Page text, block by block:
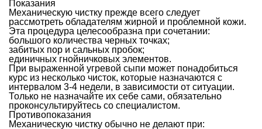
Показания
Механическую чистку прежде всего следует
рассмотреть обладателям жирной и проблемной кожи.
Эта процедура целесообразна при сочетании:
большого количества черных точках;
забитых пор и сальных пробок;
единичных гнойничковых элементов.
При выраженной угревой сыпи может понадобиться
курс из несколько чисток, которые назначаются с
интервалом 3-4 недели, в зависимости от ситуации.
Только не назначайте их себе сами, обязательно
проконсультируйтесь со специалистом.
Противопоказания
Механическую чистку обычно не делают при: